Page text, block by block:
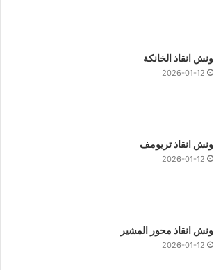
ونش انقاذ الخانكة
2026-01-12
ونش انقاذ تريومف
2026-01-12
ونش انقاذ محور المشير
2026-01-12